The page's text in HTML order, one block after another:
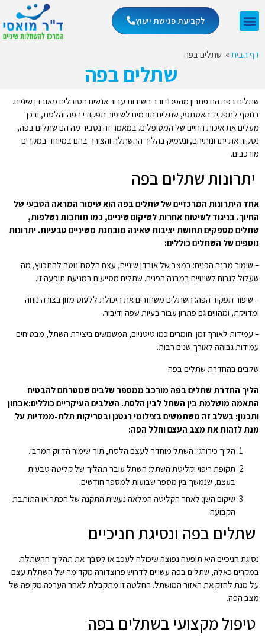
לקביעת פגישת ייעוץ
דף הבית » שתלים בפה
שתלים בפה
שתלים בפה הם פתרון מהפכני ורב חשיבות עבור אנשים הסובלים מאובדן שיניים.
בנוסף לתפקיד האסתטי, שתלים תורמים לשיפור תפקודי הפה והלסת, ובכך
מעלים את איכות החיים של המטופלים. במאמר זה נסביר מה הם שתלים בפה,
נסקור את יתרונותיהם, ונעמיק בהליך ההשתלה והצורך בהם במיוחד במקרים
מורכבים.
יתרונות שתלים בפה
אחד היתרונות המרכזיים של שתלים בפה הוא שימור המראה הטבעי של
החיוך. בניגוד לשיטות אחרות לשיקום שיניים, כמו תותבות נשלפות,
שתלים מספקים תחושת יציבות שאינה מובחנת משיניים טבעיות. יתרונות
נוספים של השתלים כוללים:
– שימור מבנה הפנים: במצב של אובדן שיניים, עצם הלסת נוטה להתכווץ, מה
שעלול לגרום לשינויים במבנה הפנים. שתלים מסייעים במניעת תופעה זו.
– שיפור תפקוד הפה: השתלים משחזרים את היכולת ללעוס מזון בצורה נוחה
ומדויקת, ומהווים גם פתרון עבור בעיות שפה ודיבור.
– עמידות לאורך זמן: חומרים כמו טיטניום, המשמשים ביצירת השתל, מבטיחים
עמידות גבוהה לאורך שנים רבות.
שלבים בהחדרת שתלים בפה
הליך החדרת שתלים בפה מורכב ממספר שלבים שמטרתם להבטיח
התאמה מושלמת בין השתל לבין הלסת. השלבים העיקריים כוללים:אבחון
ותכנון: בשלב זה משתמשים בצילומי רנטגן ובסריקות תלת-ממדיות על
מנת לזהות את מצב העצם וחלל הפה:
הליך כירורגי: השתל מוחדר לעצם הלסת, תוך שימור הדיוק המרבי.
תקופת ריפוי וקליטת השתל: השתל עובר תהליך של קליטה טבעית
בעצם, שנמשך בין מספר שבועות למספר חודשים.
שיקום השן: לאחר הקליטה המלאה נעשית התקנה של הכתר או התותבת
הקבועה.
שתלים בפה ונסיגת חניכיים
נסיגת חניכיים היא תופעה נפוצה שיכולה לעכב או לסבך את תהליך ההשתלה.
במקרים כאלה, שתלים בפה עשויים לדרוש פרוצדורה מקדימה של השתלת עצם
על מנת לחזק את האזור המושתל. החלטה זו מתקבלת לאחר הערכה מקיפה של
מצב הפה.
טיפול מקצועי בשתלים בפה